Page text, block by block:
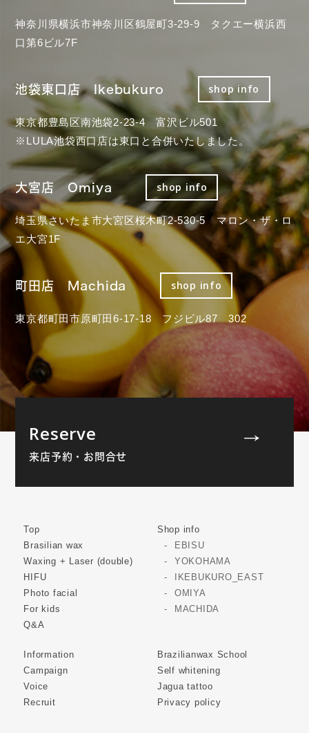
神奈川県横浜市神奈川区鶴屋町3-29-9 タクエー横浜西
口第6ビル7F
池袋東口店 Ikebukuro shop info
東京都豊島区南池袋2-23-4 富沢ビル501
※LULA池袋西口店は東口と合併いたしました。
大宮店 Omiya shop info
埼玉県さいたま市大宮区桜木町2-530-5 マロン・ザ・ロ
エ大宮1F
町田店 Machida shop info
東京都町田市原町田6-17-18 フジビル87 302
Reserve
来店予約・お問合せ
Top
Brasilian wax
Waxing + Laser (double)
HIFU
Photo facial
For kids
Q&A
Shop info
EBISU
YOKOHAMA
IKEBUKURO_EAST
OMIYA
MACHIDA
Information
Campaign
Voice
Recruit
Brazilianwax School
Self whitening
Jagua tattoo
Privacy policy